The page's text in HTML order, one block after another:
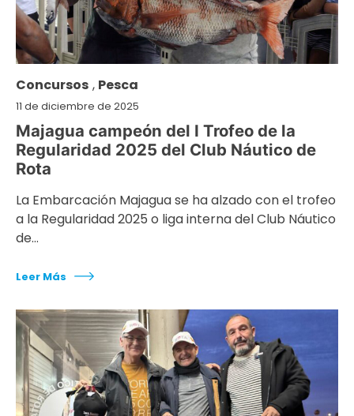
Concursos , Pesca
11 de diciembre de 2025
Majagua campeón del I Trofeo de la
Regularidad 2025 del Club Náutico de
Rota
La Embarcación Majagua se ha alzado con el trofeo
a la Regularidad 2025 o liga interna del Club Náutico
de…
Leer Más